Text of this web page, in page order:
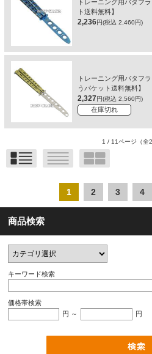
トレーニング用バタフ
ト送料無料】
2,236円(税込 2,460円)
トレーニング用バタ
うパケット送料無料】
2,327円(税込 2,560円)
在庫切れ
1 / 11ページ （全
1 2 3 4
商品検索
キーワード検索
価格帯検索
円 ～
円